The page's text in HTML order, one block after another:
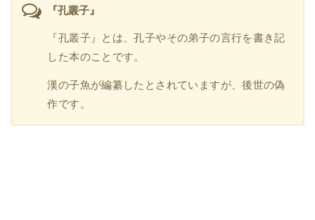
『孔叢子』
『孔叢子』とは、孔子やその弟子の言行を書き記
した本のことです。
漢の子魚が編纂したとされていますが、後世の偽
作です。